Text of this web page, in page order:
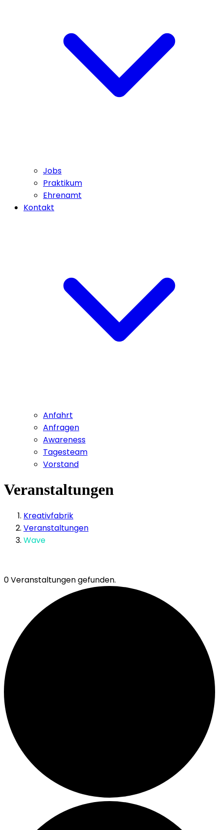
Jobs
Praktikum
Ehrenamt
Kontakt
Anfahrt
Anfragen
Awareness
Tagesteam
Vorstand
Veranstaltungen
Kreativfabrik
Veranstaltungen
Wave
0 Veranstaltungen gefunden.